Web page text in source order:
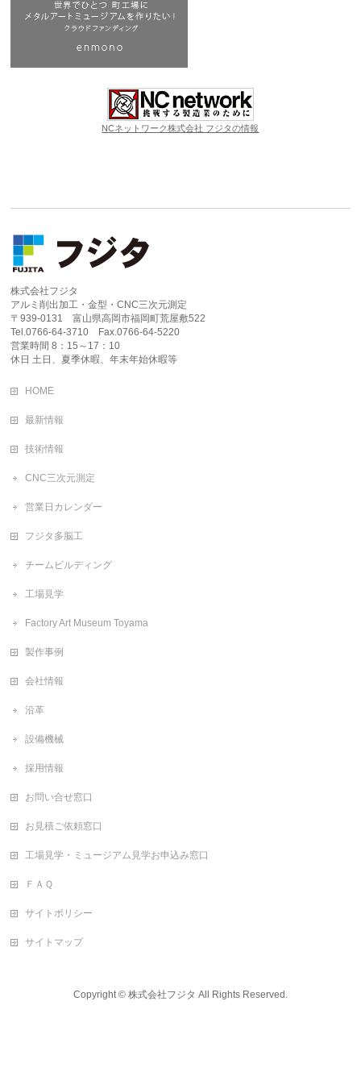
NCネットワーク株式会社 フジタの情報
株式会社フジタ
アルミ削出加工・金型・CNC三次元測定
〒939-0131 富山県高岡市福岡町荒屋敷522
Tel.0766-64-3710 Fax.0766-64-5220
営業時間 8：15～17：10
休日 土日、夏季休暇、年末年始休暇等
HOME
最新情報
技術情報
CNC三次元測定
営業日カレンダー
フジタ多脳工
チームビルディング
工場見学
Factory Art Museum Toyama
製作事例
会社情報
沿革
設備機械
採用情報
お問い合せ窓口
お見積ご依頼窓口
工場見学・ミュージアム見学お申込み窓口
ＦＡＱ
サイトポリシー
サイトマップ
Copyright © 株式会社フジタ All Rights Reserved.